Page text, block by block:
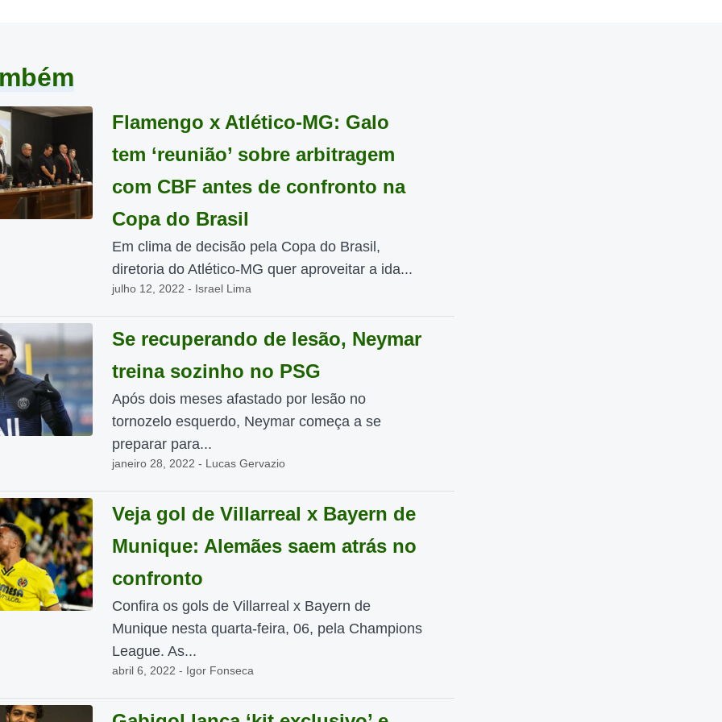
Flamengo x Atlético-MG: Galo
tem ‘reunião’ sobre arbitragem
com CBF antes de confronto na
Copa do Brasil
Em clima de decisão pela Copa do Brasil,
diretoria do Atlético-MG quer aproveitar a ida...
julho 12, 2022 - Israel Lima
Se recuperando de lesão, Neymar
treina sozinho no PSG
Após dois meses afastado por lesão no
tornozelo esquerdo, Neymar começa a se
preparar para...
janeiro 28, 2022 - Lucas Gervazio
Veja gol de Villarreal x Bayern de
Munique: Alemães saem atrás no
confronto
Confira os gols de Villarreal x Bayern de
Munique nesta quarta-feira, 06, pela Champions
League. As...
abril 6, 2022 - Igor Fonseca